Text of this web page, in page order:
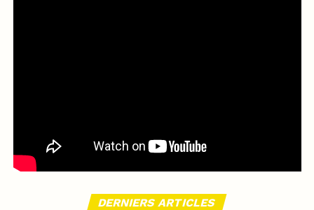
DERNIERS ARTICLES